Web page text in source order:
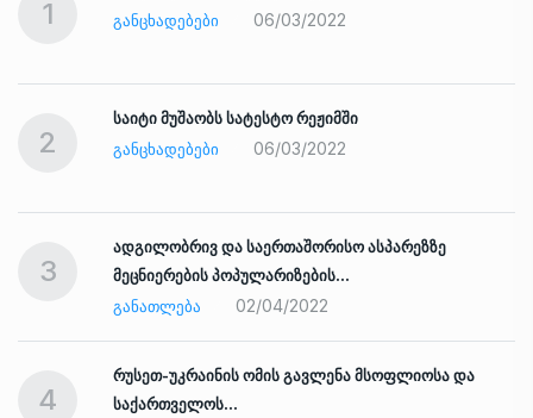
1
ᲒᲐᲜᲪᲮᲐᲓᲔᲑᲔᲑᲘ
06/03/2022
2
საიტი მუშაობს სატესტო რეჟიმში
ᲒᲐᲜᲪᲮᲐᲓᲔᲑᲔᲑᲘ
06/03/2022
3
ადგილობრივ და საერთაშორისო ასპარეზზე
მეცნიერების პოპულარიზების…
ᲒᲐᲜᲐᲗᲚᲔᲑᲐ
02/04/2022
4
რუსეთ-უკრაინის ომის გავლენა მსოფლიოსა და
საქართველოს…